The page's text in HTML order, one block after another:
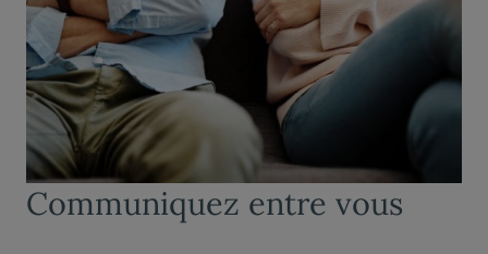
Communiquez entre vous